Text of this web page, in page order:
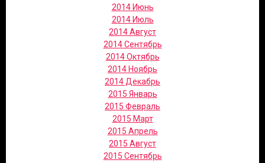
2014 Июнь
2014 Июль
2014 Август
2014 Сентябрь
2014 Октябрь
2014 Ноябрь
2014 Декабрь
2015 Январь
2015 Февраль
2015 Март
2015 Апрель
2015 Август
2015 Сентябрь